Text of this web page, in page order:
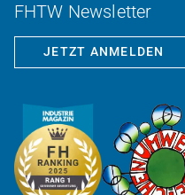
FHTW Newsletter
JETZT ANMELDEN